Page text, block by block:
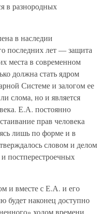
в разнородных
в наследии
последних лет — защита
места в современном
должна стать ядром
Системе и залогом ее
слома, но и является
Е.А. постоянно
прав человека
лишь по форме и в
словом и делом
постперестроечных
и вместе с Е.А. и его
будет наконец доступно
ходом времени